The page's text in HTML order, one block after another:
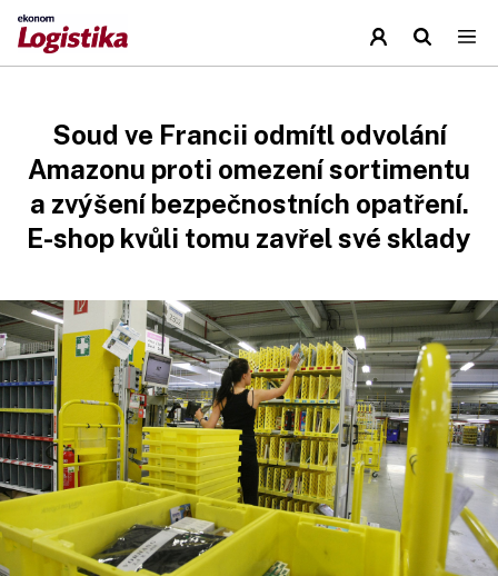
Soud ve Francii odmítl odvolání
Amazonu proti omezení sortimentu
a zvýšení bezpečnostních opatření.
E-shop kvůli tomu zavřel své sklady